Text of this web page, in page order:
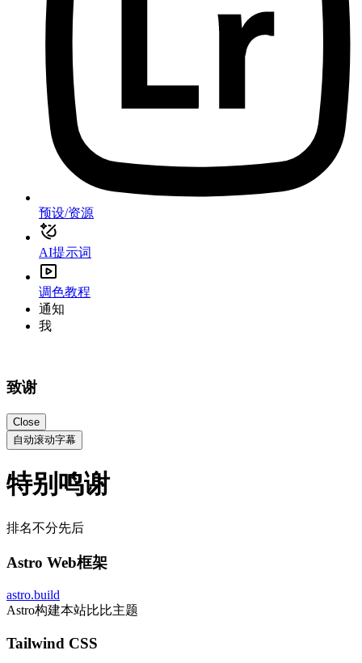
预设/资源
AI提示词
调色教程
通知
我
致谢
Close
自动滚动字幕
特别鸣谢
排名不分先后
Astro Web框架
astro.build
Astro构建本站比比主题
Tailwind CSS